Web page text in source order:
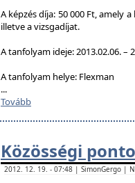
A képzés díja: 50 000 Ft, amely
illetve a vizsgadíjat.
A tanfolyam ideje: 2013.02.06. –
A tanfolyam helye: Flexman
...
Tovább
Közösségi
2012. 12. 19. - 07:48 | SimonGergo |